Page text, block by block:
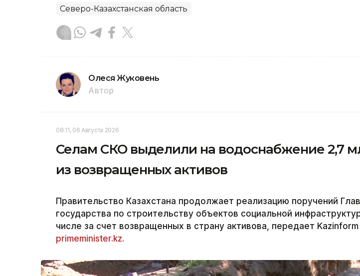
Северо-Казахстанская область
Олеся Жуковень
Автор
08:11, 06 Августа 2026
Селам СКО выделили на водоснабжение 2,7
из возвращенных активов
Правительство Казахстана продолжает реализацию поручений
государства по строительству объектов социальной
числе за счет возвращенных в страну активова, передает
primeminister.kz.